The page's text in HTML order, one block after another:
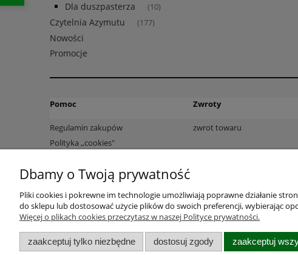
Dla duszpasterza (10)
Czytelnia Azymutu (177)
Nowości
Promocje
Pomoc
Regulamin zakupów
Polityka ,,cookies"
Zwroty
zwrot towaru
Dbamy o Twoją prywatność
Pliki cookies i pokrewne im technologie umożliwiają poprawne działanie
do sklepu lub dostosować użycie plików do swoich preferencji, wybierając
Więcej o plikach cookies przeczytasz w naszej Polityce prywatności.
zaakceptuj tylko niezbędne dostosuj zgody zaakceptuj